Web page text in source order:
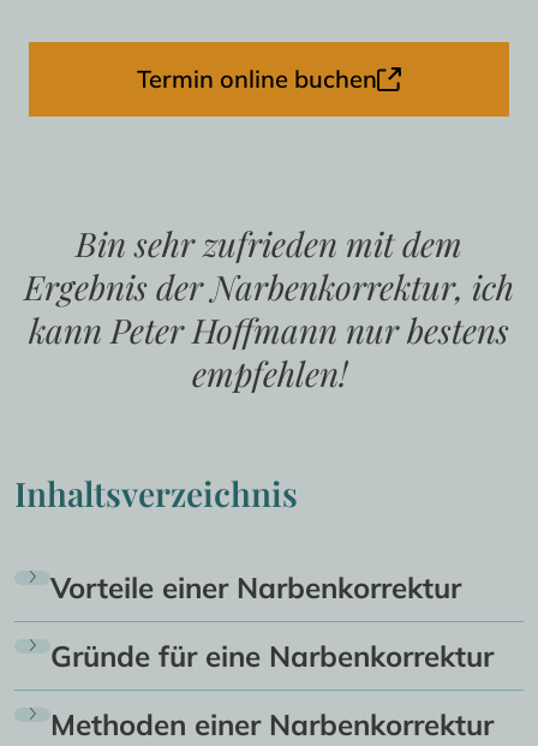
Termin online buchen
Bin sehr zufrieden mit dem
Ergebnis der Narbenkorrektur, ich
kann Peter Hoffmann nur bestens
empfehlen!
Inhaltsverzeichnis
Vorteile einer Narbenkorrektur
Gründe für eine Narbenkorrektur
Methoden einer Narbenkorrektur